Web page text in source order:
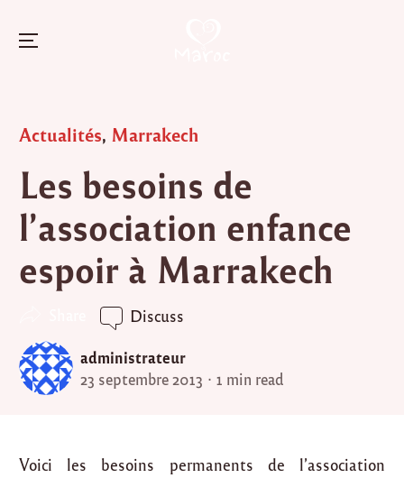
content
Menu
Posted
Actualités, Marrakech
Les besoins de
l’association enfance
espoir à Marrakech
administrateur
23 septembre 2013
1 min read
Discuss
Voici les besoins permanents de l’association